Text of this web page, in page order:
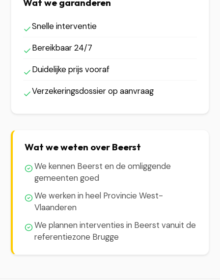
Wat we garanderen
Snelle interventie
Bereikbaar 24/7
Duidelijke prijs vooraf
Verzekeringsdossier op aanvraag
Wat we weten over Beerst
We kennen Beerst en de omliggende
gemeenten goed
We werken in heel Provincie West-
Vlaanderen
We plannen interventies in Beerst vanuit de
referentiezone Brugge